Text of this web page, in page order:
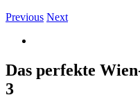
Previous Next
Das perfekte
3